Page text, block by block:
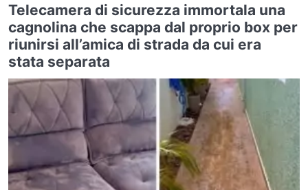
Telecamera di sicurezza immortala una
cagnolina che scappa dal proprio box per
riunirsi all’amica di strada da cui era
stata separata